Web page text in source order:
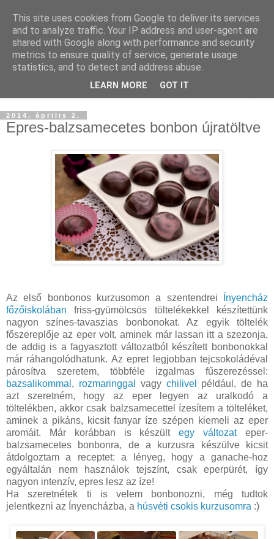
2014. április 2.
Epres-balzsamecetes bonbon újratöltve
Az első bonbonos kurzusomon a szentendrei
Ínyencház
főzőiskolában friss-gyümölcsös töltelékekkel készítettünk
nagyon színes-tavaszias bonbonokat. Az egyik töltelék
főszereplője az eper volt, aminek már lassan itt a szezonja,
de addig is a fagyasztott változatból készített bonbonokkal
már ráhangolódhatunk. Az epret legjobban tejcsokoládéval
párosítva szeretem, többféle izgalmas fűszerezéssel:
bazsalikommal , rozmaringgal vagy chilivel
például, de ha
azt szeretném, hogy az eper legyen az uralkodó a
töltelékben, akkor csak balzsamecettel ízesítem a tölteléket,
aminek a pikáns, kicsit fanyar íze szépen kiemeli az eper
aromáit. Már korábban is készültegy változateper-
balzsamecetes bonbonra, de a kurzusra készülve kicsit
átdolgoztam a receptet: a lényeg, hogy a ganache-hoz
egyáltalán nem használok tejszínt, csak eperpürét, így
nagyon intenzív, epres lesz az íze!
Ha szeretnétek ti is velem bonbonozni, még tudtok
jelentkezni az Ínyencházba, a húsvéti csokis kurzusomra :)
This site uses cookies from Google to deliver its services
and to analyze traffic. Your IP address and user-agent are
shared with Google along with performance and security
metrics to ensure quality of service, generate usage
statistics, and to detect and address abuse.
LEARN MORE GOT IT